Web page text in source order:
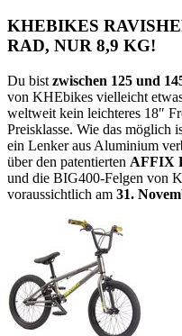
KHEBIKES
RAD, NUR 8,9 KG!
Du bist zwischen 125 und
von KHEbikes vielleicht
weltweit kein leichteres 18″
Preisklasse. Wie das möglich
ein Lenker aus Aluminium
über den patentierten AFFIX
und die BIG400-Felgen von
voraussichtlich am 31.